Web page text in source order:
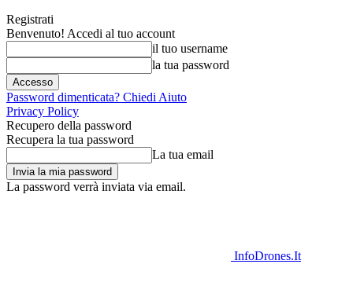
Registrati
Benvenuto! Accedi al tuo account
il tuo username
la tua password
Password dimenticata? Chiedi Aiuto
Privacy Policy
Recupero della password
Recupera la tua password
La tua email
La password verrà inviata via email.
InfoDrones.It